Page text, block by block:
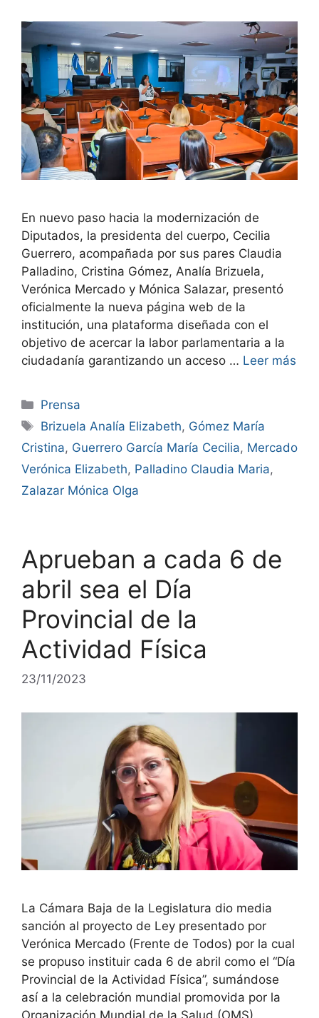
En nuevo paso hacia la modernización de
Diputados, la presidenta del cuerpo, Cecilia
Guerrero, acompañada por sus pares Claudia
Palladino, Cristina Gómez, Analía Brizuela,
Verónica Mercado y Mónica Salazar, presentó
oficialmente la nueva página web de la
institución, una plataforma diseñada con el
objetivo de acercar la labor parlamentaria a la
ciudadanía garantizando un acceso … Leer más
Prensa
Brizuela Analía Elizabeth, Gómez María
Cristina, Guerrero García María Cecilia, Mercado
Verónica Elizabeth, Palladino Claudia Maria,
Zalazar Mónica Olga
Aprueban a cada 6 de
abril sea el Día
Provincial de la
Actividad Física
23/11/2023
La Cámara Baja de la Legislatura dio media
sanción al proyecto de Ley presentado por
Verónica Mercado (Frente de Todos) por la cual
se propuso instituir cada 6 de abril como el “Día
Provincial de la Actividad Física”, sumándose
así a la celebración mundial promovida por la